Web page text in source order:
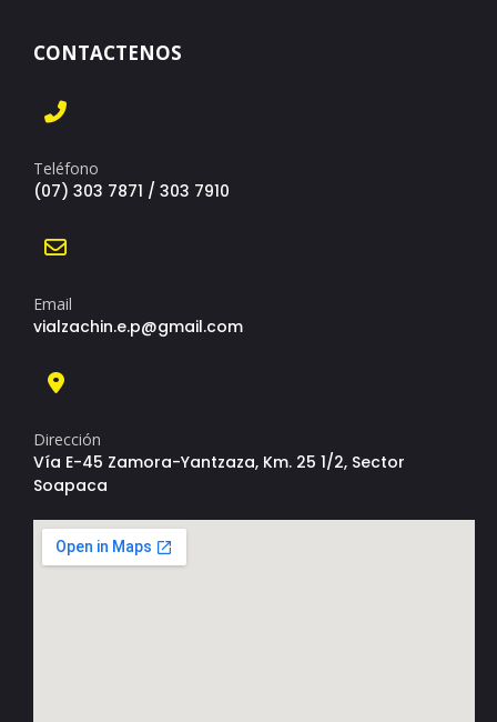
CONTACTENOS
Teléfono
(07) 303 7871 / 303 7910
Email
vialzachin.e.p@gmail.com
Dirección
Vía E-45 Zamora-Yantzaza, Km. 25 1/2, Sector
Soapaca